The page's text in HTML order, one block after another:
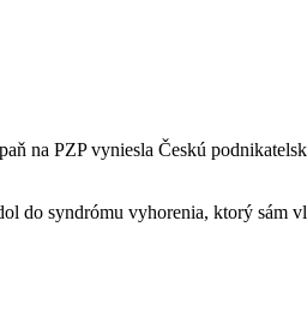
na PZP vyniesla Českú
do syndrómu vyhorenia, ktorý sám